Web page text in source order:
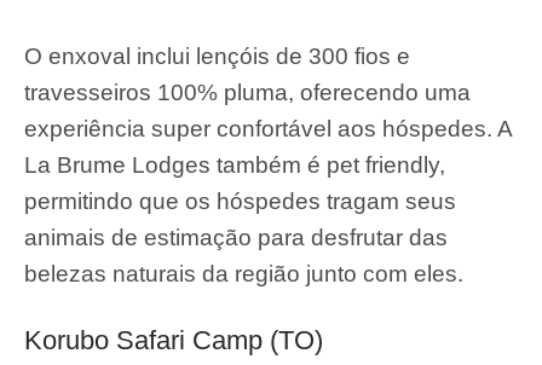
O enxoval inclui lençóis de 300 fios e
travesseiros 100% pluma, oferecendo uma
experiência super confortável aos hóspedes. A
La Brume Lodges também é pet friendly,
permitindo que os hóspedes tragam seus
animais de estimação para desfrutar das
belezas naturais da região junto com eles.
Korubo Safari Camp (TO)